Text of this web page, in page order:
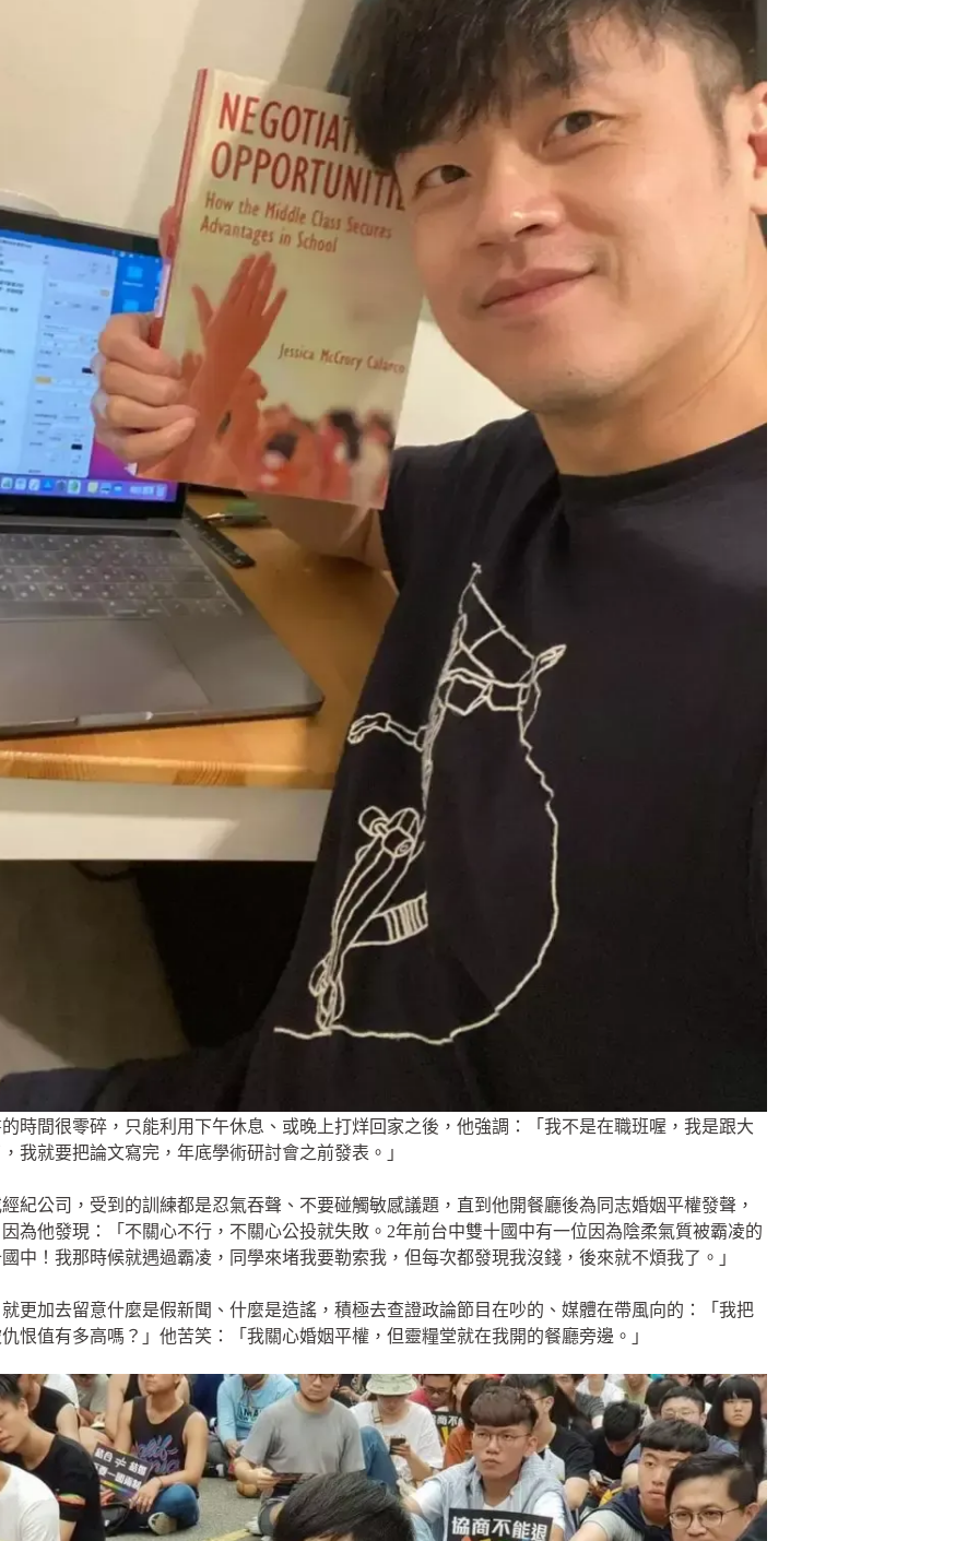
時間很零碎，只能利用下午休息、或晚上打烊回家之後，他強調：「我不是在職班喔，我是跟大
我就要把論文寫完，年底學術研討會之前發表。」
紀公司，受到的訓練都是忍氣吞聲、不要碰觸敏感議題，直到他開餐廳後為同志婚姻平權發聲，
為他發現：「不關心不行，不關心公投就失敗。2年前台中雙十國中有一位因為陰柔氣質被霸凌的
中！我那時候就遇過霸凌，同學來堵我要勒索我，但每次都發現我沒錢，後來就不煩我了。」
更加去留意什麼是假新聞、什麼是造謠，積極去查證政論節目在吵的、媒體在帶風向的：「我把
恨值有多高嗎？」他苦笑：「我關心婚姻平權，但靈糧堂就在我開的餐廳旁邊。」